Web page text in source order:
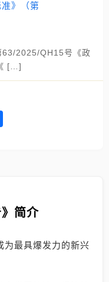
》（第
63/2025/QH15号《政
[…]
》简介
为最具爆发力的新兴